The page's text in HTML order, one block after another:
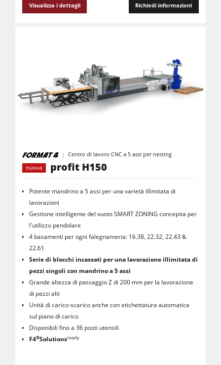
Visualizza i dettagli Richiedi informazioni
Centro di lavoro CNC a 5 assi per nesting
nuova
profit H150
Potente mandrino a 5 assi per una varietà illimitata di
lavorazioni
Gestione intelligente del vuoto SMART ZONING concepita per
l'utilizzo pendolare
4 basamenti per ogni falegnameria: 16.38, 22.32, 22.43 &
22.61
Serie di blocchi incassati per una lavorazione illimitata di
pezzi singoli con mandrino a 5 assi
Grande altezza di passaggio Z di 200 mm per la lavorazione
di pezzi alti
Unità di carico-scarico anche con etichettatura automatica
sul piano di carico
Disponibili fino a 36 posti utensili
F4®Solutionsready